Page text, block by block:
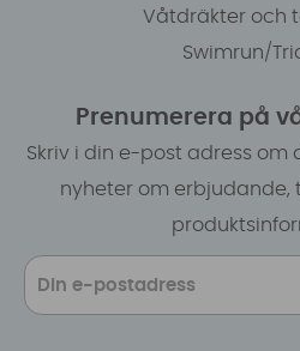
Våtdräkter och
Swimrun/
Prenumerera på
Skriv i din e-post adress om
nyheter om erbjudande,